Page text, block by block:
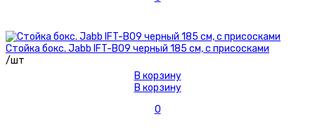
Стойка бокс. Jabb IFT-B09 черный 185 см, с присосками
/шт
В корзину
В корзину
0